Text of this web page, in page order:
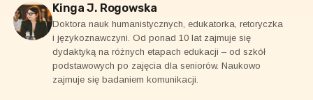
Kinga J. Rogowska
Doktora nauk humanistycznych, edukatorka, retoryczka
i językoznawczyni. Od ponad 10 lat zajmuje się
dydaktyką na różnych etapach edukacji – od szkół
podstawowych po zajęcia dla seniorów. Naukowo
zajmuje się badaniem komunikacji.